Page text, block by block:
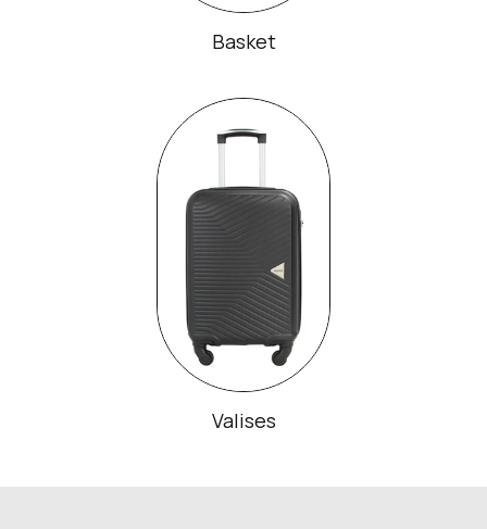
Basket
Valises